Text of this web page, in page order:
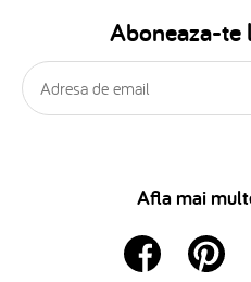
Aboneaza-te
Afla mai